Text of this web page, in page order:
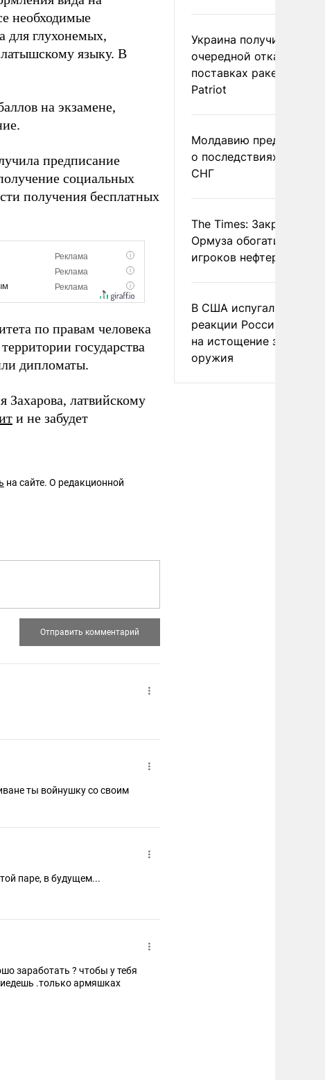
необходимые
для глухонемых,
языку. В
на экзамене,
предписание
социальных
получения бесплатных
по правам человека
государства
дипломаты.
латвийскому
и не забудет
на сайте. О редакционной
ты войнушку со своим
паре, в будущем...
заработать ? чтобы у тебя
.только армяшках
Украина получила
очередной отказ в
поставках ракет для
Patriot
Молдавию
о последствиях выхода
СНГ
The Times: Закрытие
Ормуза обогатило
игроков нефтерынка
В США испугались
реакции России и
на истощение запасов
оружия